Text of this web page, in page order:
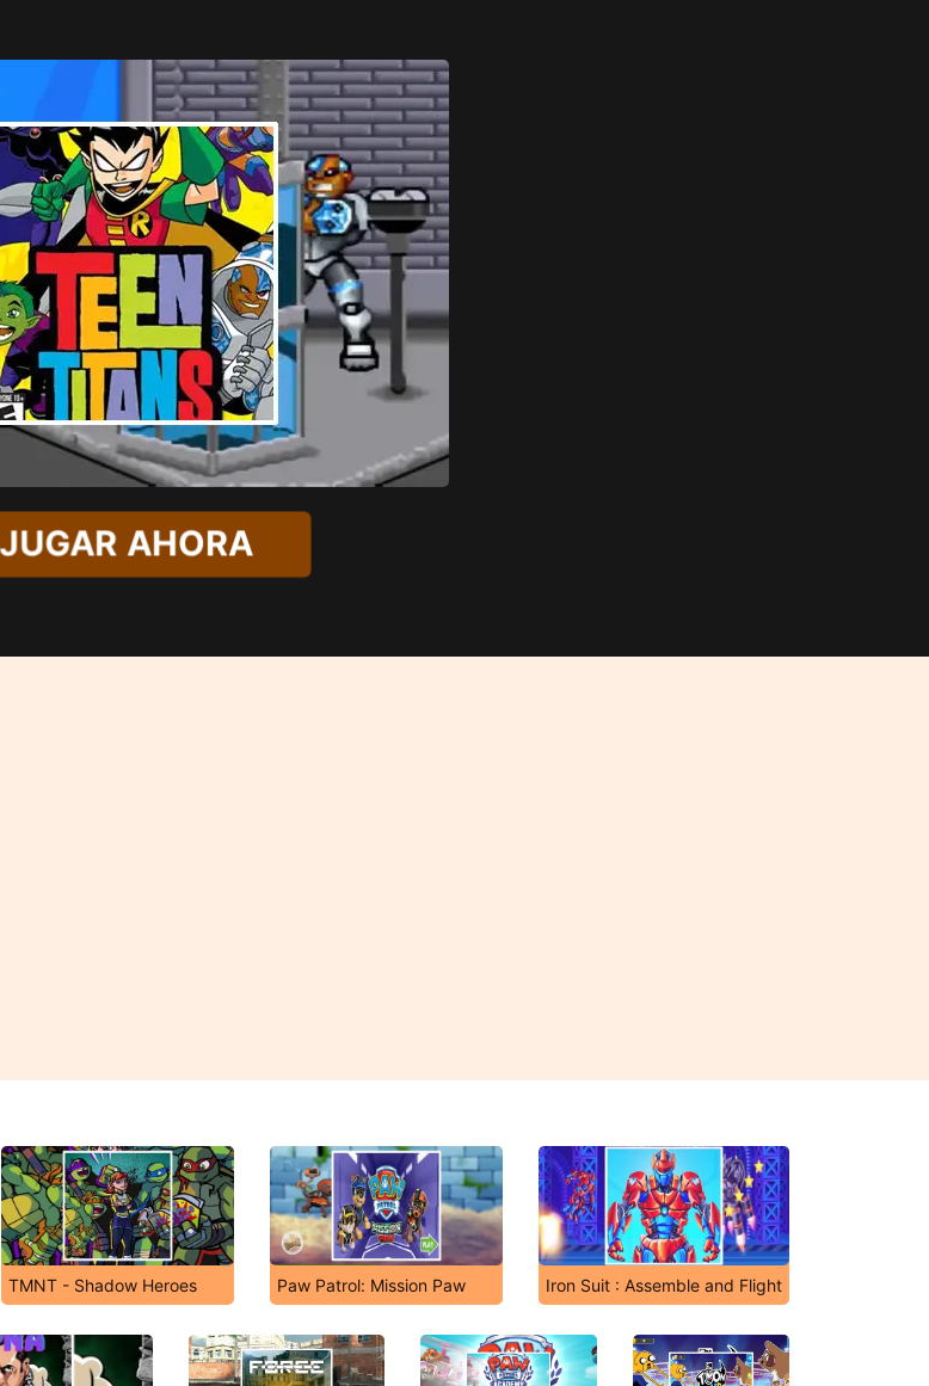
JUGAR AHORA
TMNT - Shadow Heroes Paw Patrol: Mission Paw Iron Suit : Assemble and Flight